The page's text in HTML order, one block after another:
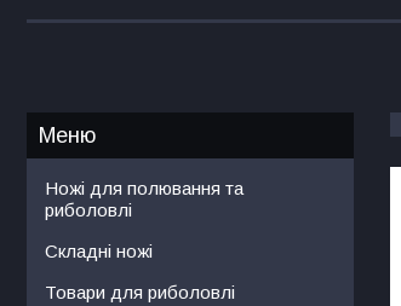
Ножі для полювання та
риболовлі
Складні ножі
Товари для риболовлі